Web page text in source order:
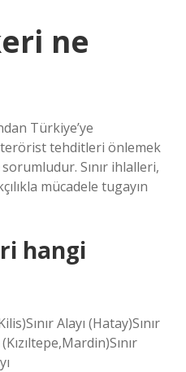
ne
Türkiye’ye
tehditleri önlemek
Sınır ihlalleri,
mücadele tugayın
hangi
Alayı (Hatay)Sınır